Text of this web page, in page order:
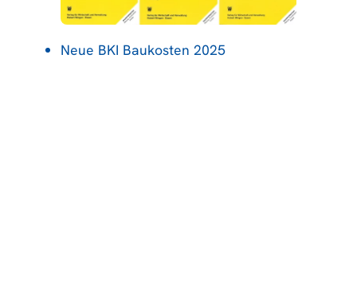
Neue BKI Baukosten 2025